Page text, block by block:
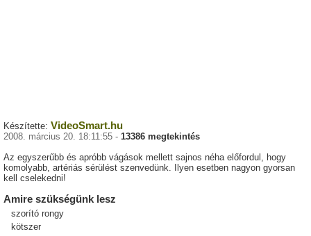
Készítette: VideoSmart.hu
2008. március 20. 18:11:55 - 13386 megtekintés
Az egyszerűbb és apróbb vágások mellett sajnos néha előfordul, hogy
komolyabb, artériás sérülést szenvedünk. Ilyen esetben nagyon gyorsan
kell cselekedni!
Amire szükségünk lesz
szorító rongy
kötszer